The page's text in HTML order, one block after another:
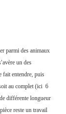
parmi des animaux
’avère un des
fait entendre, puis
au complet (ici 6
différente longueur
reste un travail